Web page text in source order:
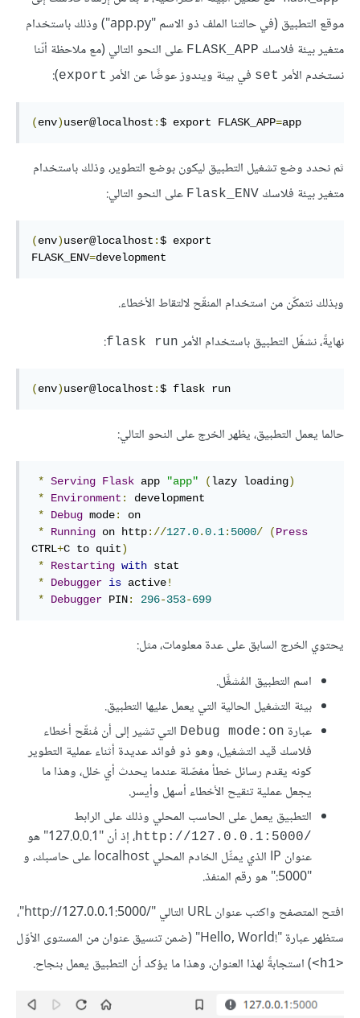
موقع التطبيق (في حالتنا الملف ذو الاسم "app.py") وذلك باستخدام
متغير بيئة فلاسك FLASK_APP على النحو التالي (مع ملاحظة أنّنا
نستخدم الأمر set في بيئة ويندوز عوضًا عن الأمر export
):
(env)user@localhost :$ export FLASK_APP=app
ثم نحدد وضع تشغيل التطبيق ليكون بوضع التطوير، وذلك باستخدام
متغير بيئة فلاسك Flask_ENV على النحو التالي:
(env)user@localhost :$ export
FLASK_ENV=development
وبذلك نتمكّن من استخدام المنقّح لالتقاط الأخطاء.
نهايةً، نشغّل التطبيق باستخدام الأمر flask run
:
(env)user@localhost :$ flask run
حالما يعمل التطبيق، يظهر الخرج على النحو التالي:
* Serving Flask app "app" (lazy loading)
*
Environment :
development
*
Debug mode:
on
*
Running on http://127.0.0.1: 5000/ (Press
CTRL+C to quit)
*
Restarting with stat
*
Debugger is active!
*
Debugger PIN: 296-353-699
يحتوي الخرج السابق على عدة معلومات، مثل:
اسم التطبيق المُشغَّل.
بيئة التشغيل الحالية التي يعمل عليها التطبيق.
عبارة Debug mode:on التي تشير إلى أن مُنقّح أخطاء
فلاسك قيد التشغيل، وهو ذو فوائد عديدة أثناء عملية التطوير
كونه يقدم رسائل خطأ مفصّلة عندما يحدث أي خلل، وهذا ما
يجعل عملية تنقيح الأخطاء أسهل وأيسر.
التطبيق يعمل على الحاسب المحلي وذلك على الرابط
/http://127.0.0.1:5000
، إذ أن "127.0.0.1" هو
عنوان IP الذي يمثِّل الخادم المحلي localhost على حاسبك، و
"5000:" هو رقم المنفذ.
افتح المتصفح واكتب عنوان URL التالي "/http://127.0.0.1:5000"،
ستظهر عبارة "!Hello, World" (ضمن تنسيق عنوان من المستوى الأوّل
<h1> ) استجابةً لهذا العنوان، وهذا ما يؤكد أن التطبيق يعمل بنجاح.